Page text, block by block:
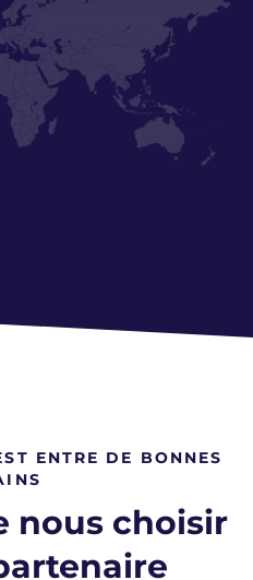
ENTRE DE BONNES
nous choisir